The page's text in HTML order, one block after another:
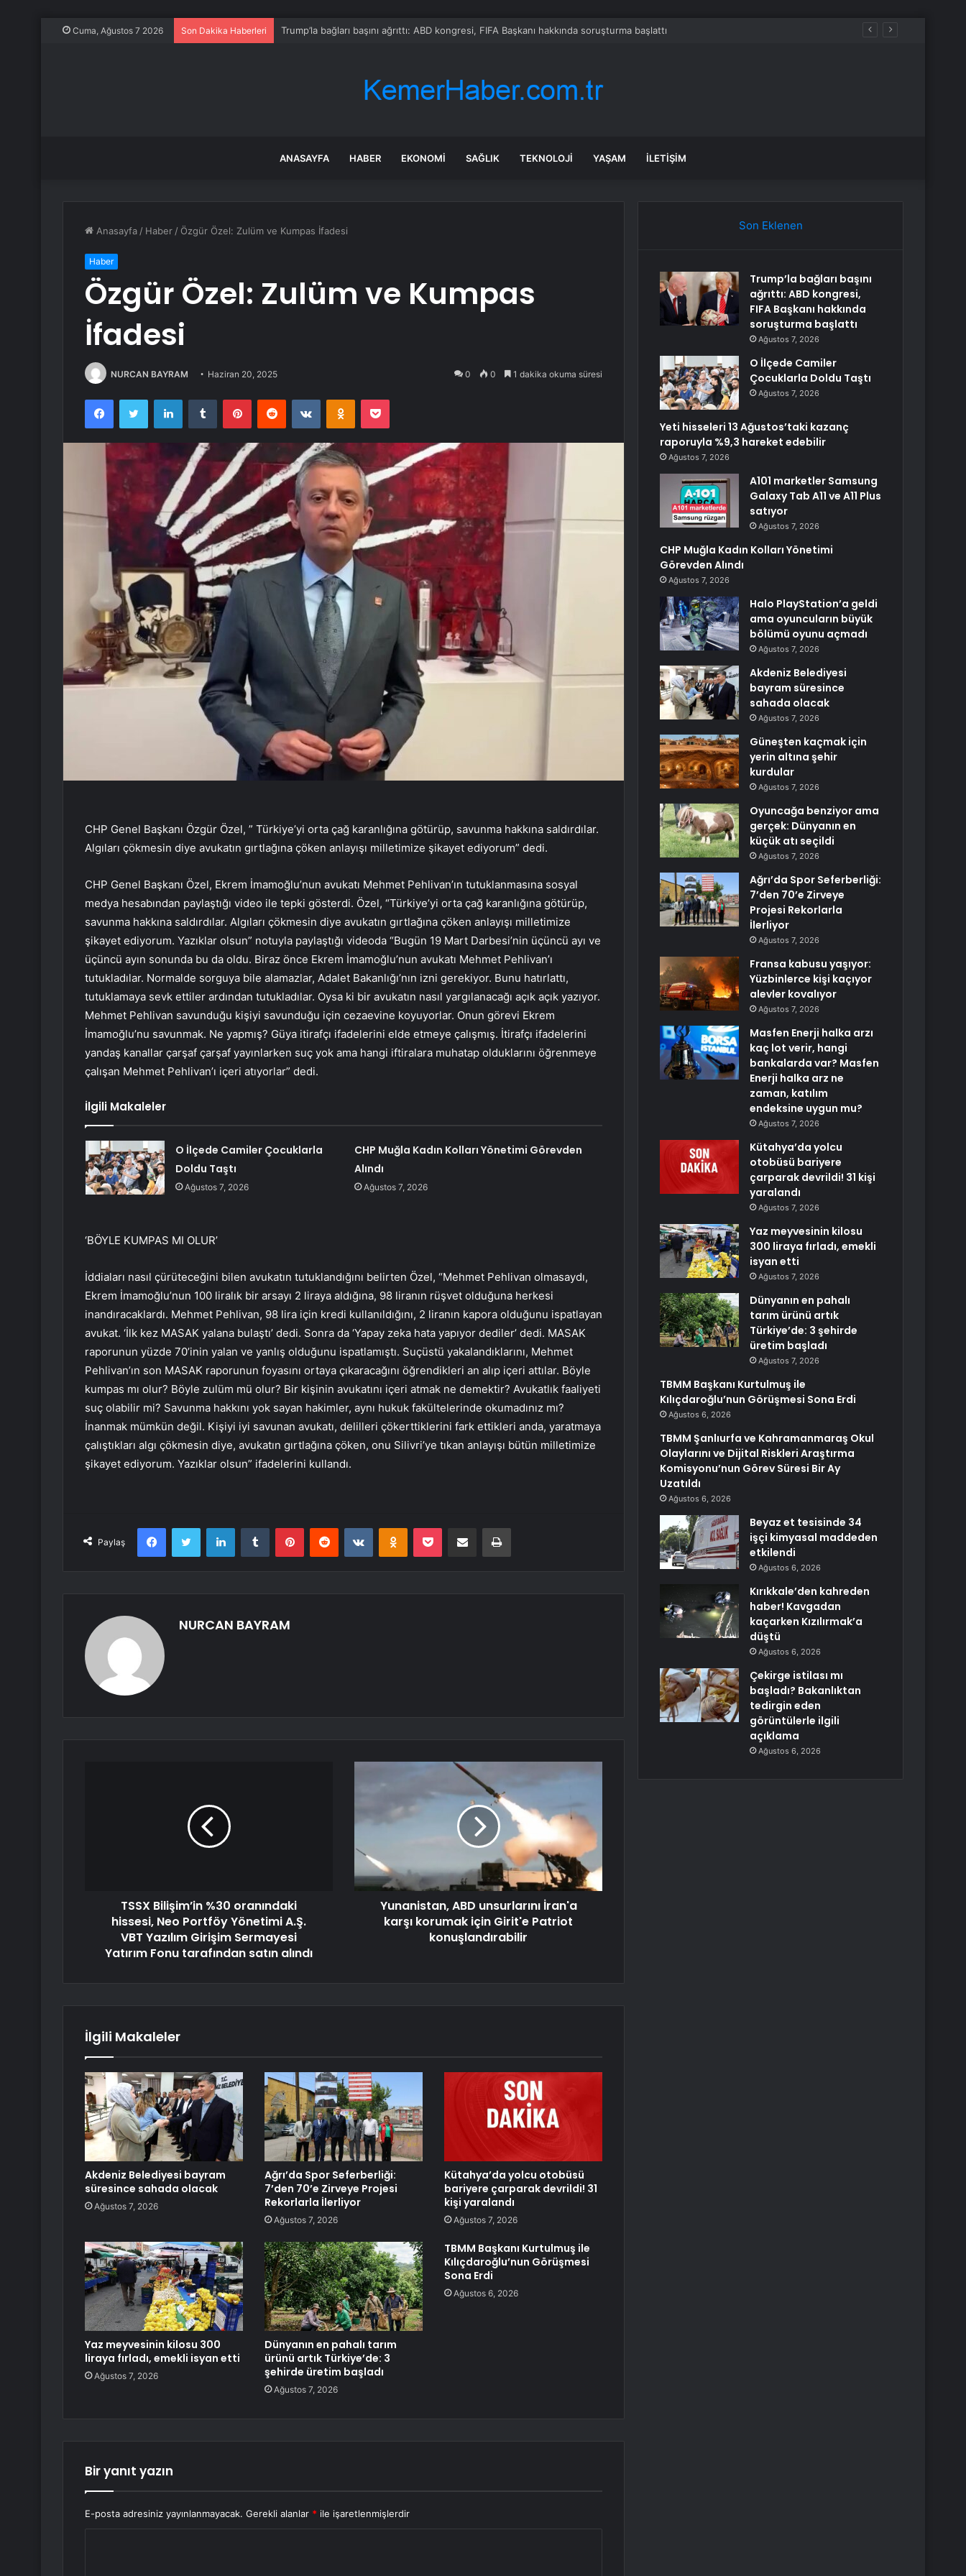
Cuma, Ağustos 7 2026 Son Dakika Haberleri O İlçede Camiler Çocuklarla Doldu Taştı
ANASAYFA HABER EKONOMI SAĞLIK TEKNOLOJI YAŞAM İLETIŞIM
Anasayfa / Haber / Özgür Özel: Zulüm ve Kumpas İfadesi
Haber
Özgür Özel: Zulüm ve Kumpas
İfadesi
NURCAN BAYRAM Haziran 20, 2025 0 0 1 dakika okuma süresi
FacebookTwitter LinkedInTumblr PinterestReddit VKontakteOdnoklassniki
Pocket
CHP Genel Başkanı Özgür Özel, ” Türkiye’yi orta çağ karanlığına götürüp, savunma hakkına saldırdılar.
Algıları çökmesin diye avukatın gırtlağına çöken anlayışı milletimize şikayet ediyorum” dedi.
CHP Genel Başkanı Özel, Ekrem İmamoğlu’nun avukatı Mehmet Pehlivan’ın tutuklanmasına sosyal
medya hesabından paylaştığı video ile tepki gösterdi. Özel, “Türkiye’yi orta çağ karanlığına götürüp,
savunma hakkına saldırdılar. Algıları çökmesin diye avukatın gırtlağına çöken anlayışı milletimize
şikayet ediyorum. Yazıklar olsun” notuyla paylaştığı videoda “Bugün 19 Mart Darbesi’nin üçüncü ayı ve
üçüncü ayın sonunda bu da oldu. Biraz önce Ekrem İmamoğlu’nun avukatı Mehmet Pehlivan’ı
tutukladılar. Normalde sorguya bile alamazlar, Adalet Bakanlığı’nın izni gerekiyor. Bunu hatırlattı,
tutuklamaya sevk ettiler ardından tutukladılar. Oysa ki bir avukatın nasıl yargılanacağı açık açık yazıyor.
Mehmet Pehlivan savunduğu kişiyi savunduğu için cezaevine koyuyorlar. Onun görevi Ekrem
İmamoğlu’nu savunmak. Ne yapmış? Güya itirafçı ifadelerini elde etmeye çalışmış. İtirafçı ifadelerini
yandaş kanallar çarşaf çarşaf yayınlarken suç yok ama hangi iftiralara muhatap olduklarını öğrenmeye
çalışan Mehmet Pehlivan’ı içeri atıyorlar” dedi.
İlgili Makaleler
O İlçede Camiler Çocuklarla
Doldu Taştı
Ağustos 7, 2026
CHP Muğla Kadın Kolları Yönetimi Görevden
Alındı
Ağustos 7, 2026
‘BÖYLE KUMPAS MI OLUR’
İddiaları nasıl çürüteceğini bilen avukatın tutuklandığını belirten Özel, “Mehmet Pehlivan olmasaydı,
Ekrem İmamoğlu’nun 100 liralık bir arsayı 2 liraya aldığına, 98 liranın rüşvet olduğuna herkesi
inandıracaklardı. Mehmet Pehlivan, 98 lira için kredi kullanıldığını, 2 liranın kapora olduğunu ispatlayan
avukat. ‘İlk kez MASAK yalana bulaştı’ dedi. Sonra da ‘Yapay zeka hata yapıyor dediler’ dedi. MASAK
raporunun yüzde 70’inin yalan ve yanlış olduğunu ispatlamıştı. Suçüstü yakalandıklarını, Mehmet
Pehlivan’ın son MASAK raporunun foyasını ortaya çıkaracağını öğrendikleri an alıp içeri attılar. Böyle
kumpas mı olur? Böyle zulüm mü olur? Bir kişinin avukatını içeri atmak ne demektir? Avukatlık faaliyeti
suç olabilir mi? Savunma hakkını yok sayan hakimler, aynı hukuk fakültelerinde okumadınız mı?
İnanmak mümkün değil. Kişiyi iyi savunan avukatı, delilleri çökerttiklerini fark ettikleri anda, yaratmaya
çalıştıkları algı çökmesin diye, avukatın gırtlağına çöken, onu Silivri’ye tıkan anlayışı bütün milletimize
şikayet ediyorum. Yazıklar olsun” ifadelerini kullandı.
Paylaş
FacebookTwitter LinkedInTumblr PinterestReddit VKontakteOdnoklassniki
Pocket E-Posta ile paylaş Yazdır
NURCAN BAYRAM
TSSX Bilişim’in %30 oranındaki
hissesi, Neo Portföy Yönetimi A.Ş.
VBT Yazılım Girişim Sermayesi
Yatırım Fonu tarafından satın alındı
Yunanistan, ABD unsurlarını İran'a
karşı korumak için Girit'e Patriot
konuşlandırabilir
İlgili Makaleler
Akdeniz Belediyesi bayram
süresince sahada olacak
Ağustos 7, 2026
Ağrı’da Spor Seferberliği:
7’den 70’e Zirveye Projesi
Rekorlarla İlerliyor
Ağustos 7, 2026
Kütahya’da yolcu otobüsü
bariyere çarparak devrildi! 31
kişi yaralandı
Ağustos 7, 2026
Yaz meyvesinin kilosu 300
liraya fırladı, emekli isyan etti
Ağustos 7, 2026
Dünyanın en pahalı tarım
ürünü artık Türkiye’de: 3
şehirde üretim başladı
Ağustos 7, 2026
TBMM Başkanı Kurtulmuş ile
Kılıçdaroğlu’nun Görüşmesi
Sona Erdi
Ağustos 6, 2026
Bir yanıt yazın
E-posta adresiniz yayınlanmayacak. Gerekli alanlar * ile işaretlenmişlerdir
Son Eklenen
Trump’la bağları başını
ağrıttı: ABD kongresi,
FIFA Başkanı hakkında
soruşturma başlattı
Ağustos 7, 2026
O İlçede Camiler
Çocuklarla Doldu Taştı
Ağustos 7, 2026
Yeti hisseleri 13 Ağustos’taki kazanç
raporuyla %9,3 hareket edebilir
Ağustos 7, 2026
A101 marketler Samsung
Galaxy Tab A11 ve A11 Plus
satıyor
Ağustos 7, 2026
CHP Muğla Kadın Kolları Yönetimi
Görevden Alındı
Ağustos 7, 2026
Halo PlayStation’a geldi
ama oyuncuların büyük
bölümü oyunu açmadı
Ağustos 7, 2026
Akdeniz Belediyesi
bayram süresince
sahada olacak
Ağustos 7, 2026
Güneşten kaçmak için
yerin altına şehir
kurdular
Ağustos 7, 2026
Oyuncağa benziyor ama
gerçek: Dünyanın en
küçük atı seçildi
Ağustos 7, 2026
Ağrı’da Spor Seferberliği:
7’den 70’e Zirveye
Projesi Rekorlarla
İlerliyor
Ağustos 7, 2026
Fransa kabusu yaşıyor:
Yüzbinlerce kişi kaçıyor
alevler kovalıyor
Ağustos 7, 2026
Masfen Enerji halka arzı
kaç lot verir, hangi
bankalarda var? Masfen
Enerji halka arz ne
zaman, katılım
endeksine uygun mu?
Ağustos 7, 2026
Kütahya’da yolcu
otobüsü bariyere
çarparak devrildi! 31 kişi
yaralandı
Ağustos 7, 2026
Yaz meyvesinin kilosu
300 liraya fırladı, emekli
isyan etti
Ağustos 7, 2026
Dünyanın en pahalı
tarım ürünü artık
Türkiye’de: 3 şehirde
üretim başladı
Ağustos 7, 2026
TBMM Başkanı Kurtulmuş ile
Kılıçdaroğlu’nun Görüşmesi Sona Erdi
Ağustos 6, 2026
TBMM Şanlıurfa ve Kahramanmaraş Okul
Olaylarını ve Dijital Riskleri Araştırma
Komisyonu’nun Görev Süresi Bir Ay
Uzatıldı
Ağustos 6, 2026
Beyaz et tesisinde 34
işçi kimyasal maddeden
etkilendi
Ağustos 6, 2026
Kırıkkale’den kahreden
haber! Kavgadan
kaçarken Kızılırmak’a
düştü
Ağustos 6, 2026
Çekirge istilası mı
başladı? Bakanlıktan
tedirgin eden
görüntülerle ilgili
açıklama
Ağustos 6, 2026